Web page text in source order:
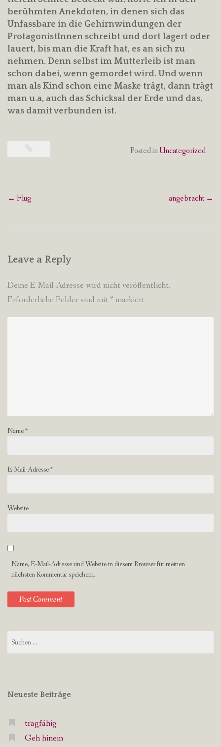
berühmten Anekdoten, in denen sich das
Unfassbare in die Gehirnwindungen der
ProtagonistInnen schreibt und dort lagert oder
lauert, bis man die Kraft hat, es an sich zu
nehmen. Denn selbst im Mutterleib ist man
schon dabei, wenn gemordet wird. Und wenn
man als Kind schon eine Maske trägt, dann trägt
man u.a, auch das Schicksal der Erde und das,
was damit verbunden ist.
Posted inUncategorized
Post
← Flug angebracht →
Leave a Reply
Deine E-Mail-Adresse wird nicht veröffentlicht.
Erforderliche Felder sind mit * markiert
Name*
E-Mail-Adresse*
Website
Name, E-Mail-Adresse und Website in diesem Browser für meinen
nächsten Kommentar speichern.
nach:
Neueste Beiträge
tragfähig
Geh hinein